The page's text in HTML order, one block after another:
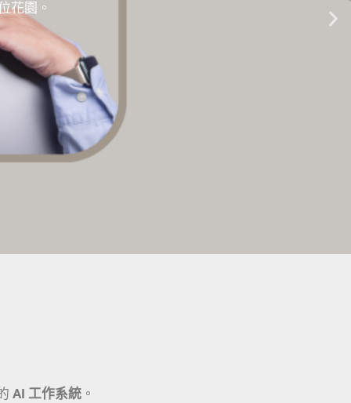
位花園。
式AI教學 |
點擊這裡
AI 工作系統 。